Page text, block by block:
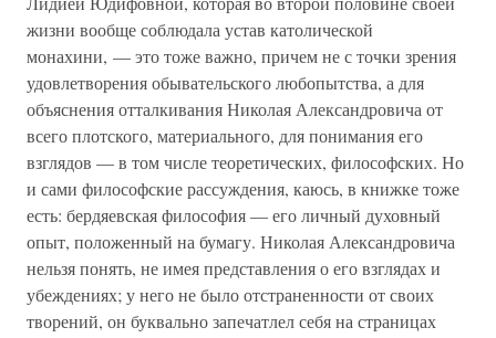
жизни вообще соблюдала устав католической
монахини, — это тоже важно, причем не с точки зрения
удовлетворения обывательского любопытства, а для
объяснения отталкивания Николая Александровича от
всего плотского, материального, для понимания его
взглядов — в том числе теоретических, философских. Но
и сами философские рассуждения, каюсь, в книжке тоже
есть: бердяевская философия — его личный духовный
опыт, положенный на бумагу. Николая Александровича
нельзя понять, не имея представления о его взглядах и
убеждениях; у него не было отстраненности от своих
творений, он буквально запечатлел себя на страницах